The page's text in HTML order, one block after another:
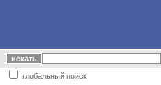
глобальный поиск